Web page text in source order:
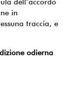
dell’accordo
in
traccia, e
odierna